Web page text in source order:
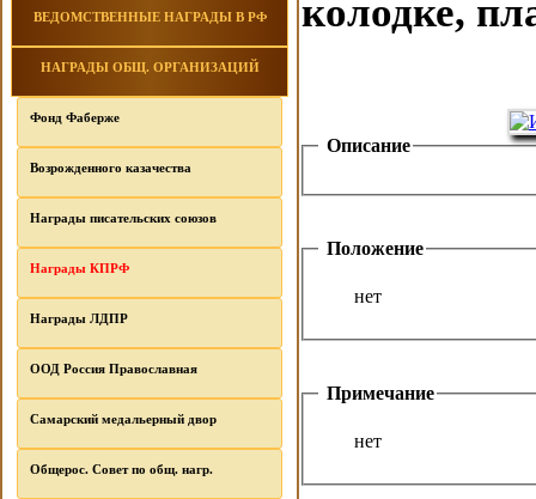
ВЕДОМСТВЕННЫЕ НАГРАДЫ В РФ
НАГРАДЫ ОБЩ. ОРГАНИЗАЦИЙ
Фонд Фаберже
Возрожденного казачества
Награды писательских союзов
Награды КПРФ
Награды ЛДПР
ООД Россия Православная
Самарский медальерный двор
Общерос. Совет по общ. нагр.
колодке,
Описание
Положение
нет
Примечание
нет